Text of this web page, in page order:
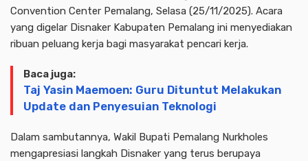
Convention Center Pemalang, Selasa (25/11/2025). Acara
yang digelar Disnaker Kabupaten Pemalang ini menyediakan
ribuan peluang kerja bagi masyarakat pencari kerja.
Baca juga:
Taj Yasin Maemoen: Guru Dituntut Melakukan
Update dan Penyesuian Teknologi
Dalam sambutannya, Wakil Bupati Pemalang Nurkholes
mengapresiasi langkah Disnaker yang terus berupaya